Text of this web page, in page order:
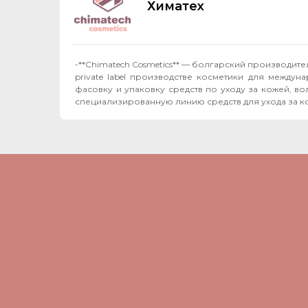
Химатех
-**Chimatech Cosmetics** — болгарский
private label производстве косметики для
фасовку и упаковку средств по уходу за кожей, волосами и телом. Помимо производства для наших партнёров, мы развиваем
специализированную линию средств для ухода за